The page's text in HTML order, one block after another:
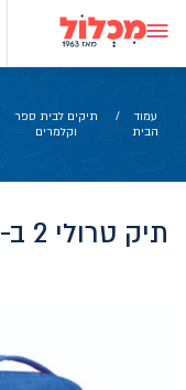
content
עמוד
הבית
/
תיקים לבית ספר
וקלמרים
תיק טרולי 2 ב-1 ספיידרמן